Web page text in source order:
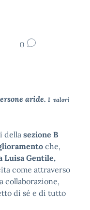
0
aride. I valori
della sezione B
che,
Luisa Gentile,
come attraverso
collaborazione,
di sé e di tutto